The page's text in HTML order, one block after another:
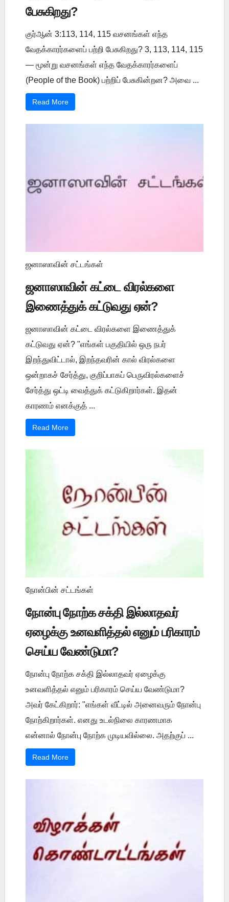
பேசுகிறது?
குர்ஆன் 3:113, 114, 115 வசனங்கள் எந்த
வேதக்காரர்களைப் பற்றி பேசுகிறது? 3, 113, 114, 115
— மூன்று வசனங்கள் எந்த வேதக்காரர்களைப்
(People of the Book) பற்றிப் பேசுகின்றன? அவை ...
Read More
ஜனாஸாவின் சட்டங்கள்
ஜனாஸாவின் கட்டை விரல்களை
இணைத்துக் கட்டுவது ஏன்?
ஜனாஸாவின் கட்டை விரல்களை இணைத்துக்
கட்டுவது ஏன்? "எங்கள் பகுதியில் ஒரு நபர்
இறந்துவிட்டால், இறந்தவரின் கால் விரல்களை
ஒன்றாகச் சேர்த்து, குறிப்பாகப் பெருவிரல்களைச்
சேர்த்து ஒட்டி வைத்துக் கட்டுகிறார்கள். இதன்
காரணம் எனக்குத் ...
Read More
நோன்பின் சட்டங்கள்
நோன்பு நோற்க சக்தி இல்லாதவர்
ஏழைக்கு உனவளித்தல் எனும் பரிகாரம்
செய்ய வேண்டுமா?
நோன்பு நோற்க சக்தி இல்லாதவர் ஏழைக்கு
உனவளித்தல் எனும் பரிகாரம் செய்ய வேண்டுமா?
அவர் கேட்கிறார்: "எங்கள் வீட்டில் அனைவரும் நோன்பு
நோற்கிறார்கள். எனது உடல்நிலை காரணமாக
என்னால் நோன்பு நோற்க முடியவில்லை. அதற்குப் ...
Read More